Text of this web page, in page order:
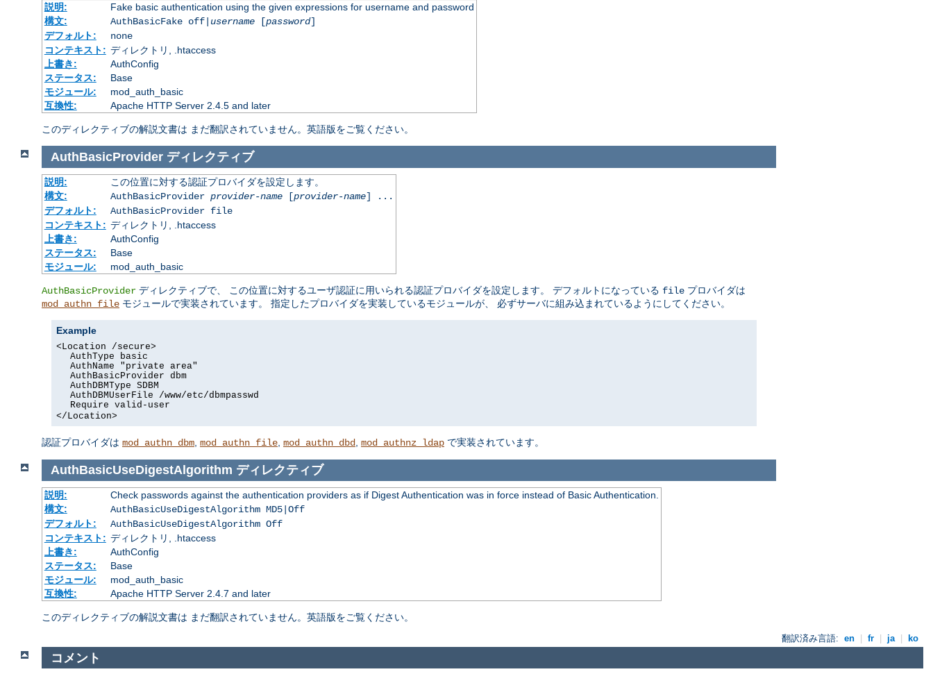
説明:
Fake basic authentication using the given expressions for username and password
構文:
AuthBasicFake off| username[password]
デフォルト:
none
コンテキスト: ディレクトリ, .htaccess
上書き:
AuthConfig
ステータス:
Base
モジュール:
mod_auth_basic
互換性:
Apache HTTP Server 2.4.5 and later
このディレクティブの解説文書は まだ翻訳されていません。英語版をご覧ください。
AuthBasicProvider ディレクティブ
説明:
この位置に対する認証プロバイダを設定します。
構文:
AuthBasicProvider provider-name[provider-name] ...
デフォルト:
AuthBasicProvider file
コンテキスト: ディレクトリ, .htaccess
上書き:
AuthConfig
ステータス:
Base
モジュール:
mod_auth_basic
AuthBasicProvider ディレクティブで、 この位置に対するユーザ認証に用いられる認証プロバイダを設定します。 デフォルトになっている file プロバイダは
mod_authn_file モジュールで実装されています。 指定したプロバイダを実装しているモジュールが、 必ずサーバに組み込まれているようにしてください。
Example
<Location /secure>
AuthType basic
AuthName "private area"
AuthBasicProvider dbm
AuthDBMType SDBM
AuthDBMUserFile /www/etc/dbmpasswd
Require valid-user
</Location>
認証プロバイダは mod_authn_dbm mod_authn_file mod_authn_dbd mod_authnz_ldap で実装されています。
AuthBasicUseDigestAlgorithm ディレクティブ
説明:
Check passwords against the authentication providers as if Digest Authentication was in force instead of Basic Authentication.
構文:
AuthBasicUseDigestAlgorithm MD5|Off
デフォルト:
AuthBasicUseDigestAlgorithm Off
コンテキスト: ディレクトリ, .htaccess
上書き:
AuthConfig
ステータス:
Base
モジュール:
mod_auth_basic
互換性:
Apache HTTP Server 2.4.7 and later
このディレクティブの解説文書は まだ翻訳されていません。英語版をご覧ください。
翻訳済み言語: en fr ja ko
コメント